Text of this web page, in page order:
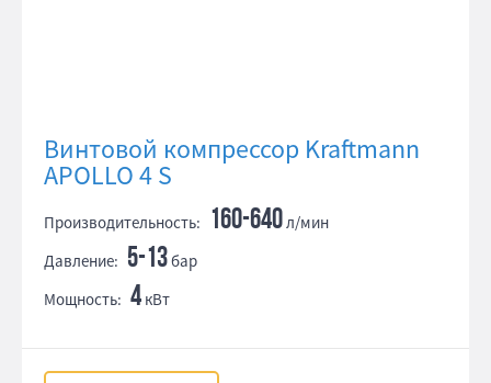
Винтовой компрессор Kraftmann
APOLLO 4 S
Производительность: 160-640л/мин
Давление: 5-13бар
Мощность: 4 кВт